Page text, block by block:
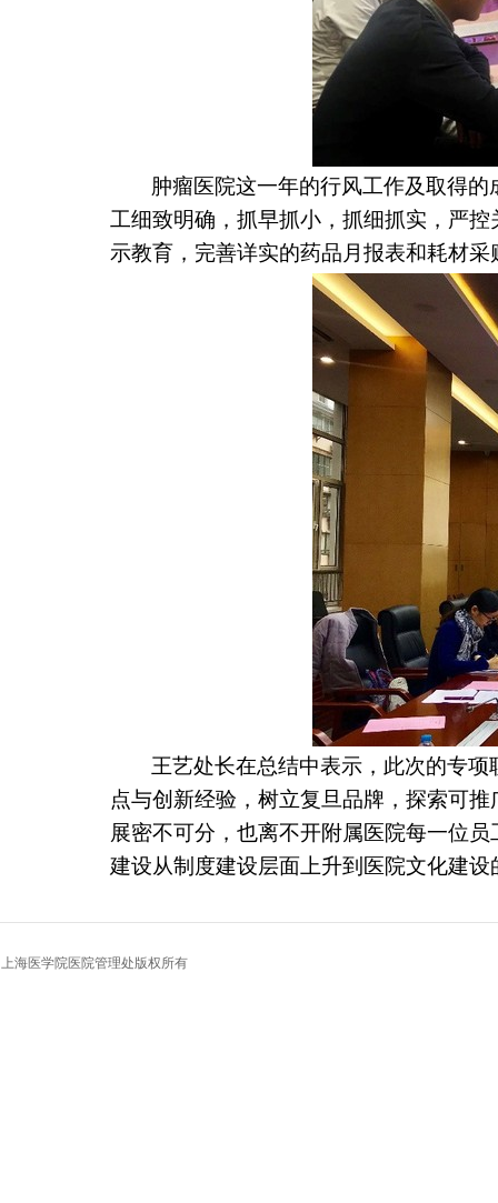
肿瘤医院这一年的行风工作及取得
工细致明确，抓早抓小，抓细抓实，严
示教育，完善详实的药品月报表和耗材
王艺处长在总结中表示，此次的专
点与创新经验，树立复旦品牌，探索可
展密不可分，也离不开附属医院每一位
建设从制度建设层面上升到医院文化建
上海医学院医院管理处 版权所有